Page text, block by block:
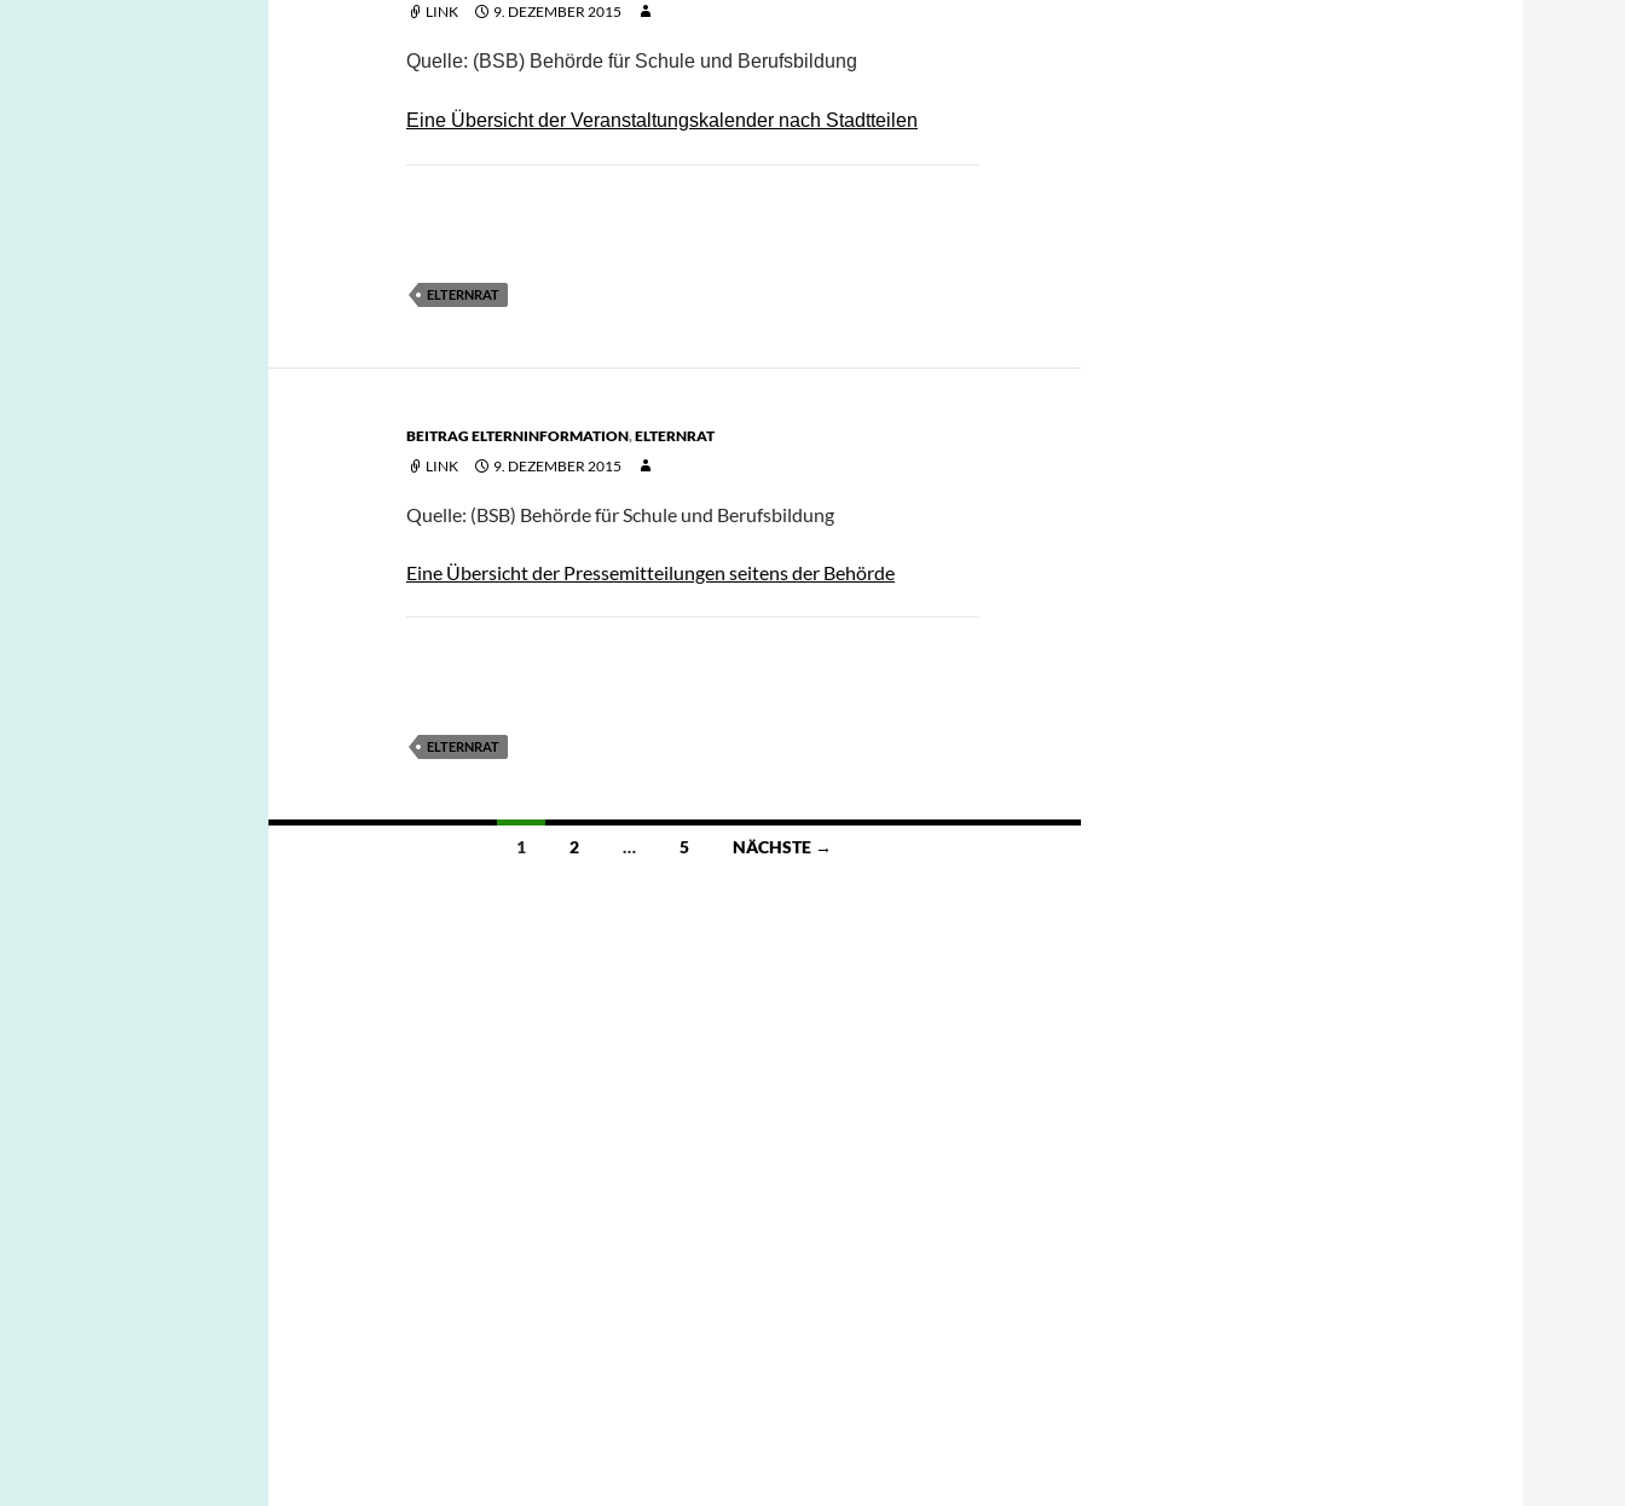
LINK
9. DEZEMBER 2015
Quelle: (BSB) Behörde für Schule und Berufsbildung
Eine Übersicht der Veranstaltungskalender nach Stadtteilen
ELTERNRAT
BEITRAG ELTERNINFORMATION,ELTERNRAT
LINK
9. DEZEMBER 2015
Quelle: (BSB) Behörde für Schule und Berufsbildung
Eine Übersicht der Pressemitteilungen seitens der Behörde
ELTERNRAT
Beitragsnavigation
1 2 … 5 NÄCHSTE →